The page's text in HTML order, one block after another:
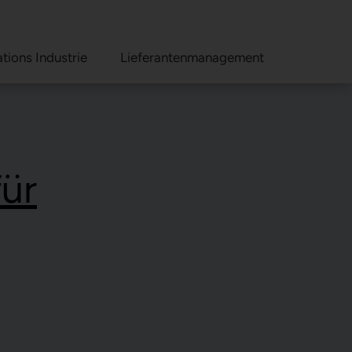
Industrie Lieferantenmanagement